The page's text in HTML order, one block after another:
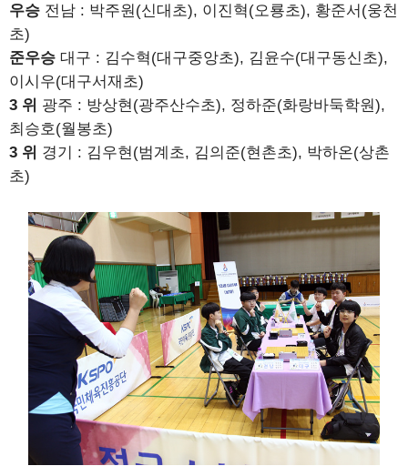
우승 전남 : 박주원(신대초), 이진혁(오룡초), 황준서(웅천
초)
준우승 대구 : 김수혁(대구중앙초), 김윤수(대구동신초),
이시우(대구서재초)
3 위 광주 : 방상현(광주산수초), 정하준(화랑바둑학원),
최승호(월봉초)
3 위 경기 : 김우현(범계초, 김의준(현촌초), 박하온(상촌
초)